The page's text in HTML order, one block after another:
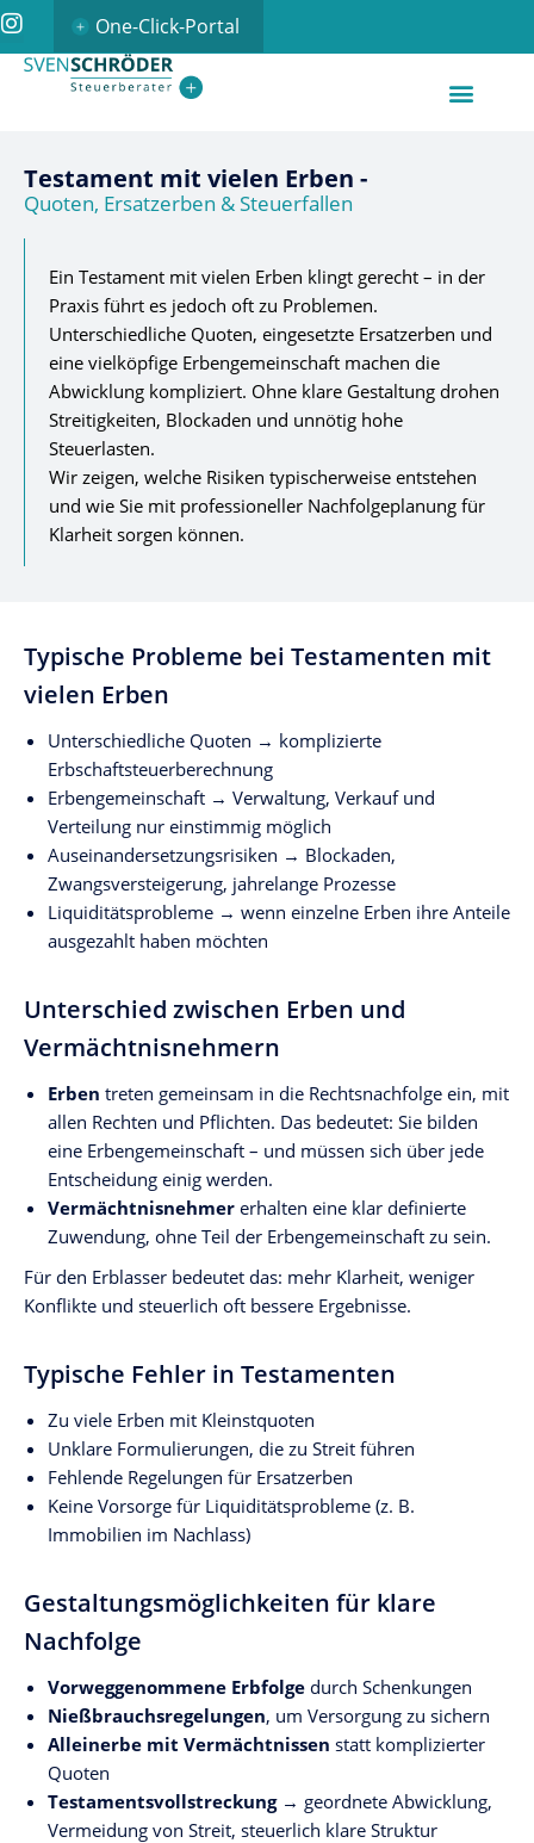
One-Click-Portal
Testament mit vielen Erben -
Quoten, Ersatzerben & Steuerfallen
Ein Testament mit vielen Erben klingt gerecht – in der
Praxis führt es jedoch oft zu Problemen.
Unterschiedliche Quoten, eingesetzte Ersatzerben und
eine vielköpfige Erbengemeinschaft machen die
Abwicklung kompliziert. Ohne klare Gestaltung drohen
Streitigkeiten, Blockaden und unnötig hohe
Steuerlasten.
Wir zeigen, welche Risiken typischerweise entstehen
und wie Sie mit professioneller Nachfolgeplanung für
Klarheit sorgen können.
Typische Probleme bei Testamenten mit
vielen Erben
Unterschiedliche Quoten → komplizierte
Erbschaftsteuerberechnung
Erbengemeinschaft → Verwaltung, Verkauf und
Verteilung nur einstimmig möglich
Auseinandersetzungsrisiken → Blockaden,
Zwangsversteigerung, jahrelange Prozesse
Liquiditätsprobleme → wenn einzelne Erben ihre Anteile
ausgezahlt haben möchten
Unterschied zwischen Erben und
Vermächtnisnehmern
Erben treten gemeinsam in die Rechtsnachfolge ein, mit
allen Rechten und Pflichten. Das bedeutet: Sie bilden
eine Erbengemeinschaft – und müssen sich über jede
Entscheidung einig werden.
Vermächtnisnehmer erhalten eine klar definierte
Zuwendung, ohne Teil der Erbengemeinschaft zu sein.
Für den Erblasser bedeutet das: mehr Klarheit, weniger
Konflikte und steuerlich oft bessere Ergebnisse.
Typische Fehler in Testamenten
Zu viele Erben mit Kleinstquoten
Unklare Formulierungen, die zu Streit führen
Fehlende Regelungen für Ersatzerben
Keine Vorsorge für Liquiditätsprobleme (z. B.
Immobilien im Nachlass)
Gestaltungsmöglichkeiten für klare
Nachfolge
Vorweggenommene Erbfolge durch Schenkungen
Nießbrauchsregelungen, um Versorgung zu sichern
Alleinerbe mit Vermächtnissen statt komplizierter
Quoten
Testamentsvollstreckung→ geordnete Abwicklung,
Vermeidung von Streit, steuerlich klare Struktur